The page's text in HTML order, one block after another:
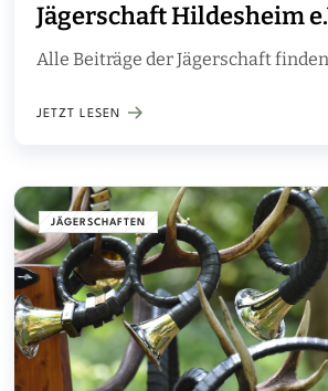
Jägerschaft Hildesheim
Alle Beiträge der Jägerschaft
JETZT LESEN
JÄGERSCHAFTEN